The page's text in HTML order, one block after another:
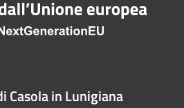
Casola in Lunigiana